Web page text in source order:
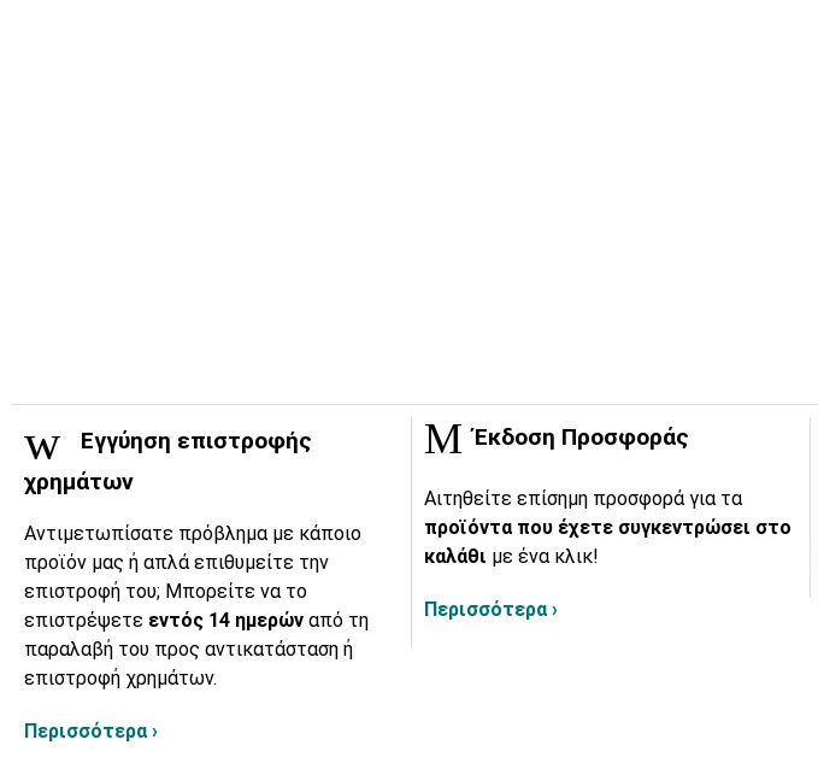
Εγγύηση επιστροφής
χρημάτων
Αντιμετωπίσατε πρόβλημα με κάποιο
προϊόν μας ή απλά επιθυμείτε την
επιστροφή του; Μπορείτε να το
επιστρέψετε εντός 14 ημερών από τη
παραλαβή του προς αντικατάσταση ή
επιστροφή χρημάτων.
Περισσότερα ›
Έκδοση Προσφοράς
Αιτηθείτε επίσημη προσφορά για τα
προϊόντα που έχετε συγκεντρώσει στο
καλάθι με ένα κλικ!
Περισσότερα ›